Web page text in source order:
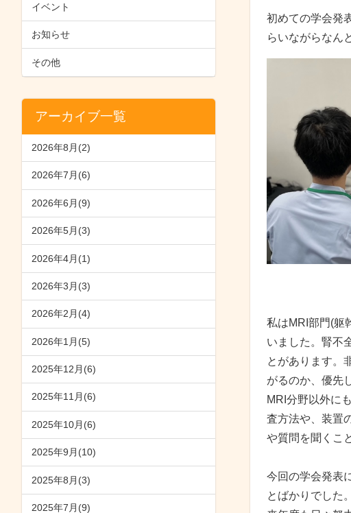
イベント
お知らせ
その他
アーカイブ一覧
2026年8月(2)
2026年7月(6)
2026年6月(9)
2026年5月(3)
2026年4月(1)
2026年3月(3)
2026年2月(4)
2026年1月(5)
2025年12月(6)
2025年11月(6)
2025年10月(6)
2025年9月(10)
2025年8月(3)
2025年7月(9)
初めての学会発
らいながらなん
スライ
私はMRI部門(躯
いました。腎不
とがあります。
がるのか、優先
MRI分野以外に
査方法や、装置
や質問を聞くこ
今回の学会発表
とばかりでした